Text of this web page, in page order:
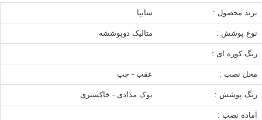
برند محصول : سایپا
نوع پوشش : متالیک دوپوششه
رنگ کوره ای :
محل نصب : عقب - چپ
رنگ پوشش : نوک مدادی - خاکستری
آماده نصب :